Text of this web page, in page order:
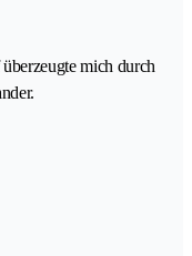
mich durch